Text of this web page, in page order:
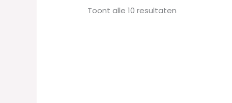
Toont alle 10 resultaten